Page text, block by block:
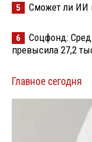
5 Сможет ли ИИ
6
Соцфонд:
превысила 27,2
Главное сегодня